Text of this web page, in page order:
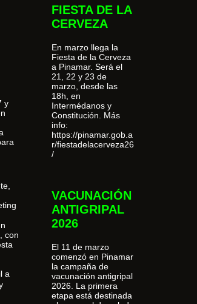
y
con
a
FIESTA DE LA
CERVEZA
En marzo llega la
Fiesta de la Cerveza
a Pinamar. Será el
21, 22 y 23 de
marzo, desde las
18h, en
Intermédanos y
Constitución. Más
info:
https://pinamar.gob.a
r/fiestadelacerveza26
/
VACUNACIÓN
ANTIGRIPAL
2026
El 11 de marzo
comenzó en Pinamar
la campaña de
vacunación antigripal
2026. La primera
etapa está destinada